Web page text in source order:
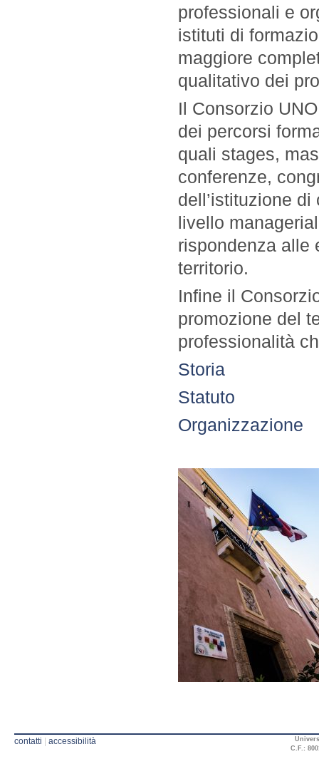
professionali e
istituti di
maggiore
qualitativo dei
Il Consorzio
dei percorsi
quali stages,
conferenze,
dell’istituzione
livello
rispondenza alle
territorio.
Infine il
promozione del
professionalità
Storia
Statuto
Organizzazione
contatti accessibilità
C.F.: